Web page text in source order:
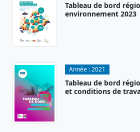
Tableau de bord
environnement 2023
Année :2021
Tableau de bord
et conditions de